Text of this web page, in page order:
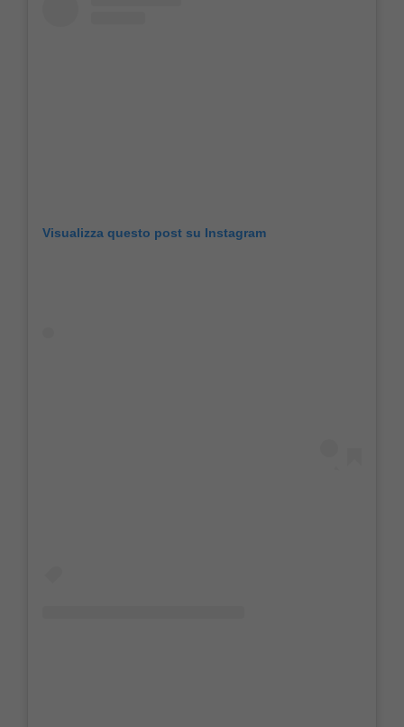
Visualizza questo post su Instagram